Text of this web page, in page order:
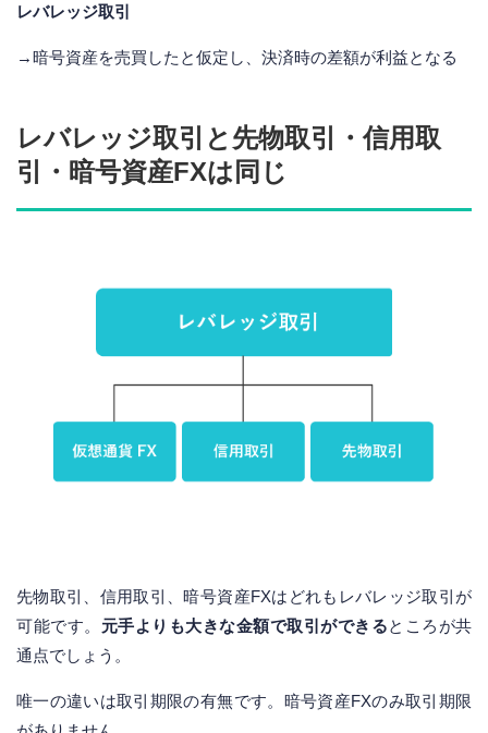
レバレッジ取引
→暗号資産を売買したと仮定し、決済時の差額が利益となる
レバレッジ取引と先物取引・信用取
引・暗号資産FXは同じ
先物取引、信用取引、暗号資産FXはどれもレバレッジ取引が
可能です。 元手よりも大きな金額で取引ができるところが共
通点でしょう。
唯一の違いは取引期限の有無です。暗号資産FXのみ取引期限